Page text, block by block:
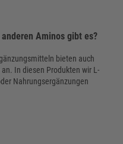
Aminos gibt es?
bieten auch
In diesen Produkten wir L-
Nahrungsergänzungen